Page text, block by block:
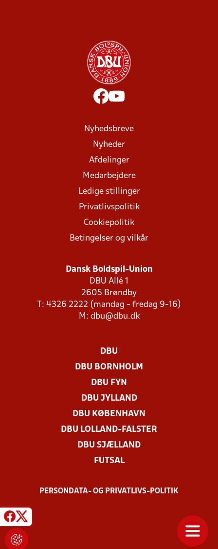
Nyhedsbreve
Nyheder
Afdelinger
Medarbejdere
Ledige stillinger
Privatlivspolitik
Cookiepolitik
Betingelser og vilkår
Dansk Boldspil-Union
DBU Allé 1
2605 Brøndby
T: 4326 2222 (mandag - fredag 9-16)
M: dbu@dbu.dk
DBU
DBU BORNHOLM
DBU FYN
DBU JYLLAND
DBU KØBENHAVN
DBU LOLLAND-FALSTER
DBU SJÆLLAND
FUTSAL
PERSONDATA- OG PRIVATLIVS-POLITIK